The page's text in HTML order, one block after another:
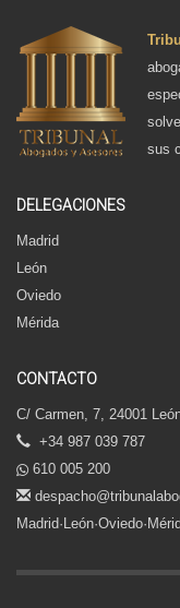
sus
DELEGACIONES
Madrid
León
Oviedo
Mérida
CONTACTO
C/ Carmen, 7, 24001
+34 987 039 787
610 005 200